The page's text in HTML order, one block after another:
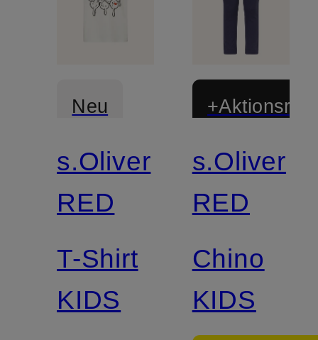
Neu
s.Oliver
RED
T-Shirt
KIDS
s.Oliver
RED
Chino
KIDS